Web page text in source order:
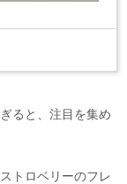
ると、注目を集め
トロベリーのフレ